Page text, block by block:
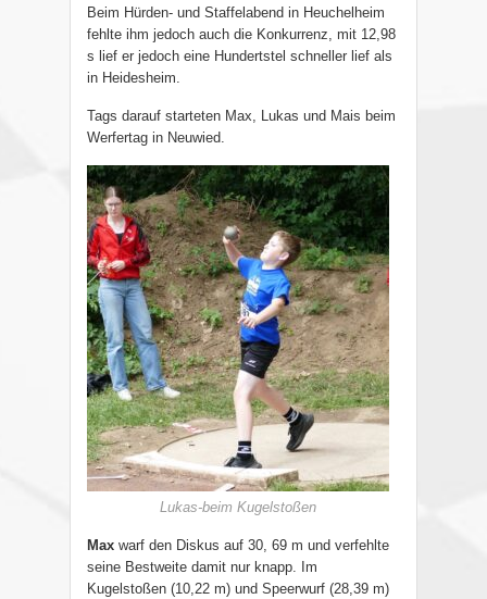
Beim Hürden- und Staffelabend in Heuchelheim
fehlte ihm jedoch auch die Konkurrenz, mit 12,98
s lief er jedoch eine Hundertstel schneller lief als
in Heidesheim.
Tags darauf starteten Max, Lukas und Mais beim
Werfertag in Neuwied.
Lukas-beim Kugelstoßen
Max warf den Diskus auf 30, 69 m und verfehlte
seine Bestweite damit nur knapp. Im
Kugelstoßen (10,22 m) und Speerwurf (28,39 m)